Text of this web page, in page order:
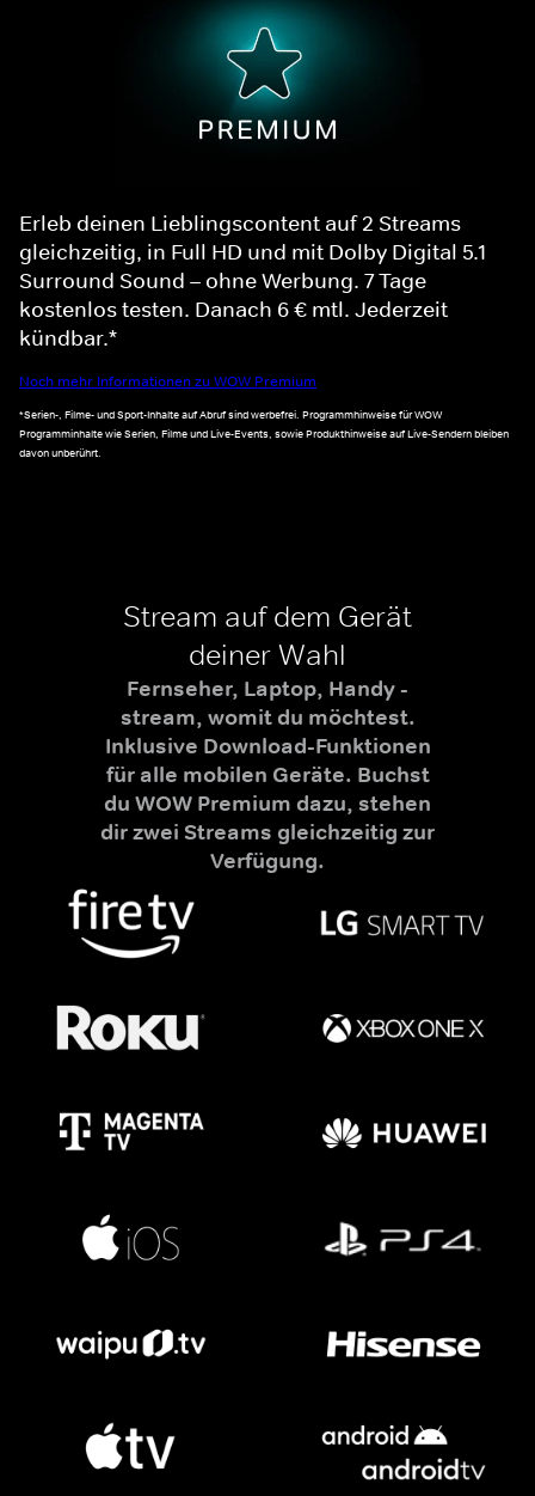
Erleb deinen Lieblingscontent auf 2 Streams
gleichzeitig, in Full HD und mit Dolby Digital 5.1
Surround Sound – ohne Werbung. 7 Tage
kostenlos testen. Danach 6 € mtl. Jederzeit
kündbar.*
Noch mehr Informationen zu WOW Premium
*Serien-, Filme- und Sport-Inhalte auf Abruf sind werbefrei. Programmhinweise für WOW
Programminhalte wie Serien, Filme und Live-Events, sowie Produkthinweise auf Live-Sendern bleiben
davon unberührt.
Stream auf dem Gerät
deiner Wahl
Fernseher, Laptop, Handy -
stream, womit du möchtest.
Inklusive Download-Funktionen
für alle mobilen Geräte. Buchst
du WOW Premium dazu, stehen
dir zwei Streams gleichzeitig zur
Verfügung.